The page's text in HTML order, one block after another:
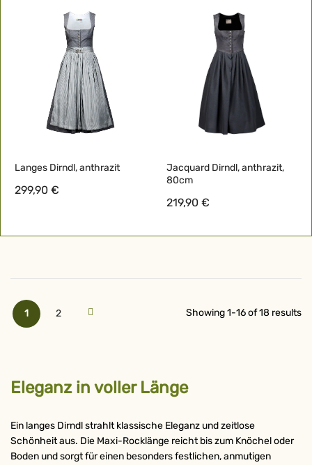
Langes Dirndl, anthrazit
299,90 €
Jacquard Dirndl, anthrazit,
80cm
219,90 €
SeiteSie lesen gerade Seite
1 2 Showing1-16of18 results
Eleganz in voller Länge
Ein langes Dirndl strahlt klassische Eleganz und zeitlose
Schönheit aus. Die Maxi-Rocklänge reicht bis zum Knöchel oder
Boden und sorgt für einen besonders festlichen, anmutigen